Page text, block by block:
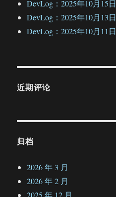
DevLog：2025年10月15日
DevLog：2025年10月13日
DevLog：2025年10月11日
近期评论
归档
2026 年 3 月
2026 年 2 月
2025 年 12 月